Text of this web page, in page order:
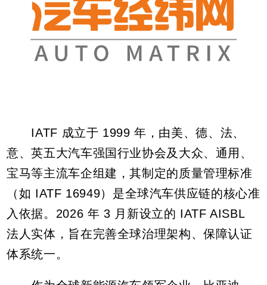
IATF 成立于 1999 年，由美、德、法、
意、英五大汽车强国行业协会及大众、通用、
宝马等主流车企组建，其制定的质量管理标准
（如 IATF 16949）是全球汽车供应链的核心准
入依据。2026 年 3 月新设立的 IATF AISBL
法人实体，旨在完善全球治理架构、保障认证
体系统一。
作为全球新能源汽车领军企业，比亚迪